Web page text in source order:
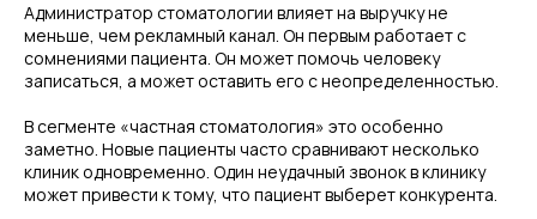
Администратор стоматологии влияет на выручку не
меньше, чем рекламный канал. Он первым работает с
сомнениями пациента. Он может помочь человеку
записаться, а может оставить его с неопределенностью.
В сегменте «частная стоматология» это особенно
заметно. Новые пациенты часто сравнивают несколько
клиник одновременно. Один неудачный звонок в клинику
может привести к тому, что пациент выберет конкурента.